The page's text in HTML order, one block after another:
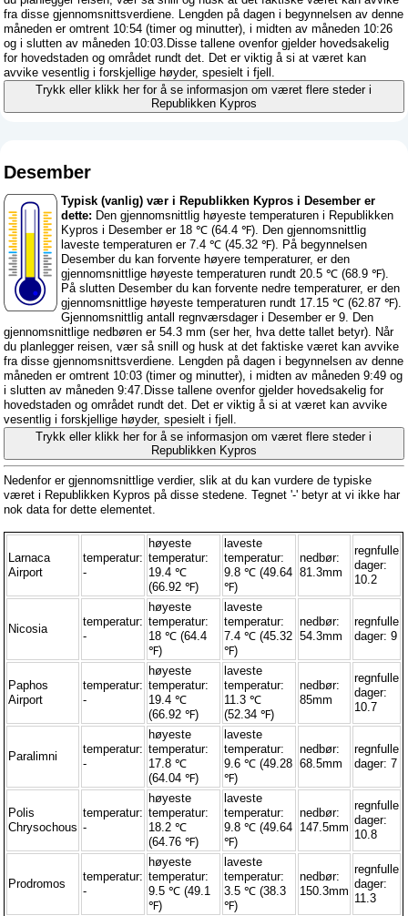
fra disse gjennomsnittsverdiene. Lengden på dagen i begynnelsen av denne
måneden er omtrent 10:54 (timer og minutter), i midten av måneden 10:26
og i slutten av måneden 10:03.Disse tallene ovenfor gjelder hovedsakelig
for hovedstaden og området rundt det. Det er viktig å si at været kan
avvike vesentlig i forskjellige høyder, spesielt i fjell.
Trykk eller klikk her for å se informasjon om været flere steder i
Republikken Kypros
Desember
Typisk (vanlig) vær i Republikken Kypros i Desember er
dette: Den gjennomsnittlig høyeste temperaturen i Republikken
Kypros i Desember er 18 ℃ (64.4 ℉). Den gjennomsnittlig
laveste temperaturen er 7.4 ℃ (45.32 ℉). På begynnelsen
Desember du kan forvente høyere temperaturer, er den
gjennomsnittlige høyeste temperaturen rundt 20.5 ℃ (68.9 ℉).
På slutten Desember du kan forvente nedre temperaturer, er den
gjennomsnittlige høyeste temperaturen rundt 17.15 ℃ (62.87 ℉).
Gjennomsnittlig antall regnværsdager i Desember er 9. Den
gjennomsnittlige nedbøren er 54.3 mm (ser her, hva dette tallet betyr). Når
du planlegger reisen, vær så snill og husk at det faktiske været kan avvike
fra disse gjennomsnittsverdiene. Lengden på dagen i begynnelsen av denne
måneden er omtrent 10:03 (timer og minutter), i midten av måneden 9:49 og
i slutten av måneden 9:47.Disse tallene ovenfor gjelder hovedsakelig for
hovedstaden og området rundt det. Det er viktig å si at været kan avvike
vesentlig i forskjellige høyder, spesielt i fjell.
Trykk eller klikk her for å se informasjon om været flere steder i
Republikken Kypros
Nedenfor er gjennomsnittlige verdier, slik at du kan vurdere de typiske
været i Republikken Kypros på disse stedene. Tegnet '-' betyr at vi ikke har
nok data for dette elementet.
Larnaca
Airport
temperatur:
-
høyeste
temperatur:
19.4 ℃
(66.92 ℉)
laveste
temperatur:
9.8 ℃ (49.64
℉)
nedbør:
81.3mm
regnfulle
dager:
10.2
Nicosia
temperatur:
-
høyeste
temperatur:
18 ℃ (64.4
℉)
laveste
temperatur:
7.4 ℃ (45.32
℉)
nedbør:
54.3mm
regnfulle
dager: 9
Paphos
Airport
temperatur:
-
høyeste
temperatur:
19.4 ℃
(66.92 ℉)
laveste
temperatur:
11.3 ℃
(52.34 ℉)
nedbør:
85mm
regnfulle
dager:
10.7
Paralimni
temperatur:
-
høyeste
temperatur:
17.8 ℃
(64.04 ℉)
laveste
temperatur:
9.6 ℃ (49.28
℉)
nedbør:
68.5mm
regnfulle
dager: 7
Polis
Chrysochous
temperatur:
-
høyeste
temperatur:
18.2 ℃
(64.76 ℉)
laveste
temperatur:
9.8 ℃ (49.64
℉)
nedbør:
147.5mm
regnfulle
dager:
10.8
Prodromos
temperatur:
-
høyeste
temperatur:
9.5 ℃ (49.1
℉)
laveste
temperatur:
3.5 ℃ (38.3
℉)
nedbør:
150.3mm
regnfulle
dager:
11.3